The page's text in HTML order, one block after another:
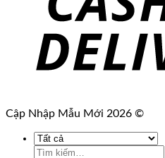
Cập Nhập Mẫu Mới 2026 ©
Tìm